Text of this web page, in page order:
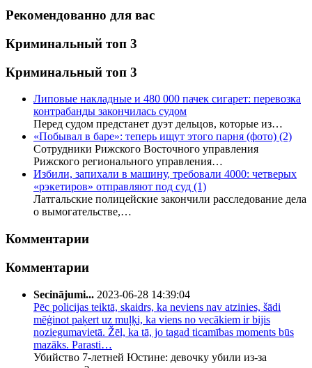
Рекомендованно для вас
Криминальный топ 3
Криминальный топ 3
Липовые накладные и 480 000 пачек сигарет: перевозка
контрабанды закончилась судом
Перед судом предстанет дуэт дельцов, которые из…
«Побывал в баре»: теперь ищут этого парня (фото) (2)
Сотрудники Рижского Восточного управления
Рижского регионального управления…
Избили, запихали в машину, требовали 4000: четверых
«рэкетиров» отправляют под суд (1)
Латгальские полицейские закончили расследование дела
о вымогательстве,…
Комментарии
Комментарии
Secinājumi... 2023-06-28 14:39:04
Pēc policijas teiktā, skaidrs, ka neviens nav atzinies, šādi
mēģinot paķert uz muļķi, ka viens no vecākiem ir bijis
noziegumavietā. Žēl, ka tā, jo tagad ticamības moments būs
mazāks. Parasti…
Убийство 7-летней Юстине: девочку убили из-за